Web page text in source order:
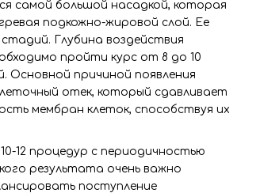
самой большой насадкой, которая
подкожно-жировой слой. Ее
Глубина воздействия
пройти курс от 8 до 10
Основной причиной появления
отек, который сдавливает
мембран клеток, способствуя их
12 процедур с периодичностью
результата очень важно
поступление